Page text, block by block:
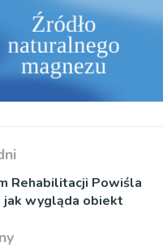
Rehabilitacji Powiśla
jak wygląda obiekt